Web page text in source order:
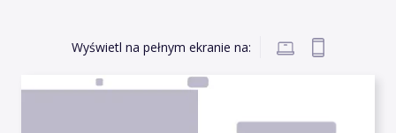
Wyświetl na pełnym ekranie na: